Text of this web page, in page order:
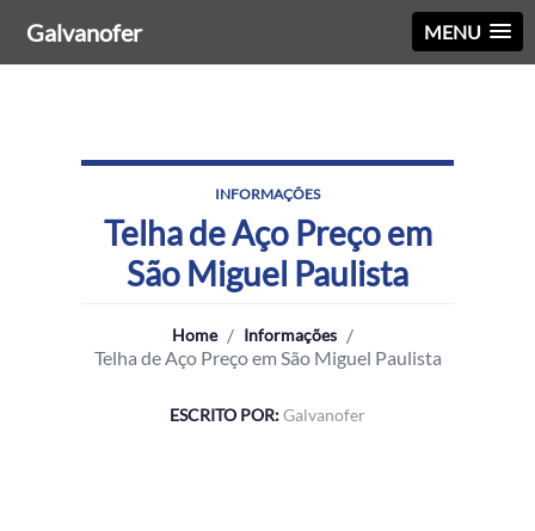
Galvanofer MENU
INFORMAÇÕES
Telha de Aço Preço em
São Miguel Paulista
Home / Informações /
Telha de Aço Preço em São Miguel Paulista
ESCRITO POR:Galvanofer